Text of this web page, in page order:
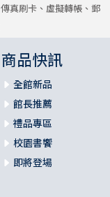
傳真刷卡、虛擬轉帳、郵
商品快訊
全館新品
館長推薦
禮品專區
校園書饗
即將登場